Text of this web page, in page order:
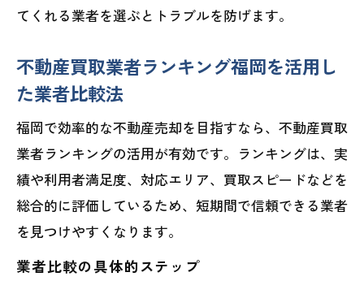
てくれる業者を選ぶとトラブルを防げます。
不動産買取業者ランキング福岡を活用し
た業者比較法
福岡で効率的な不動産売却を目指すなら、不動産買取
業者ランキングの活用が有効です。ランキングは、実
績や利用者満足度、対応エリア、買取スピードなどを
総合的に評価しているため、短期間で信頼できる業者
を見つけやすくなります。
業者比較の具体的ステップ